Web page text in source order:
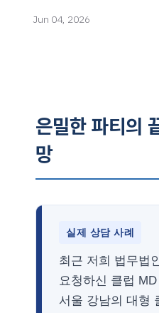
Jun 04, 2026
은밀한 파티의
망
실제 상담 사례
최근 저희 법무법
요청하신 클럽
서울 강남의 대형